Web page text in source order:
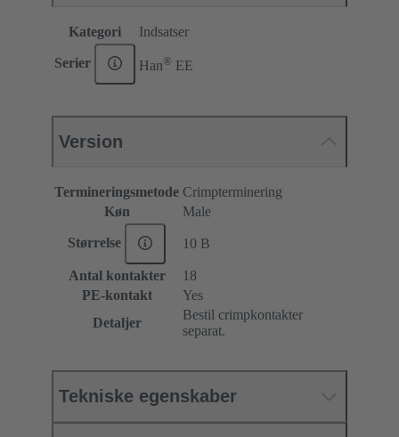
Kategori Indsatser
Serier Han® EE
Version
Termineringsmetode Crimpterminering
Køn
Male
Størrelse 10 B
Antal kontakter
18
PE-kontakt
Yes
Detaljer
Bestil crimpkontakter
separat.
Tekniske egenskaber